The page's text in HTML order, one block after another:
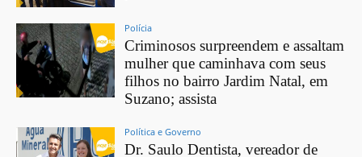
Polícia
Criminosos surpreendem e assaltam
mulher que caminhava com seus
filhos no bairro Jardim Natal, em
Suzano; assista
Política e Governo
Dr. Saulo Dentista, vereador de